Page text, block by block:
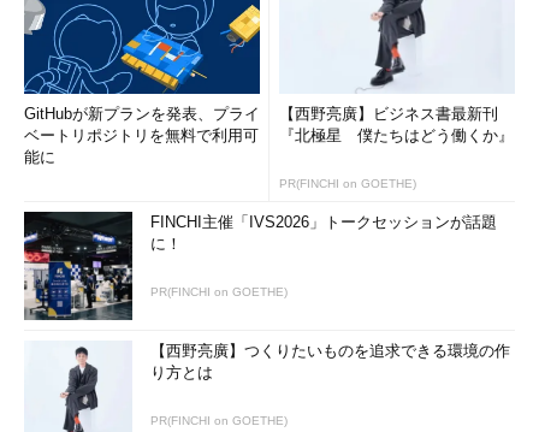
GitHubが新プランを発表、プライ
ベートリポジトリを無料で利用可
能に
【西野亮廣】ビジネス書最新刊
『北極星 僕たちはどう働くか』
PR(FINCHI on GOETHE)
FINCHI主催「IVS2026」トークセッションが話題
に！
PR(FINCHI on GOETHE)
【西野亮廣】つくりたいものを追求できる環境の作
り方とは
PR(FINCHI on GOETHE)